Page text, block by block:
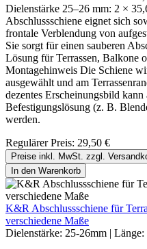
Dielenstärke 25–26 mm: 2 ×
Abschlussschiene eignet sich
frontale Verblendung von
Sie sorgt für einen sauberen
Lösung für Terrassen, Balkone
Montagehinweis Die Schiene
ausgewählt und am
dezentes Erscheinungsbild
Befestigungslösung (z. B.
werden.
Regulärer Preis: 29,50 €
Preise inkl. MwSt. zzgl.
In den Warenkorb
K&R Abschlussschiene für
verschiedene Maße
Dielenstärke: 25-26mm | Länge: